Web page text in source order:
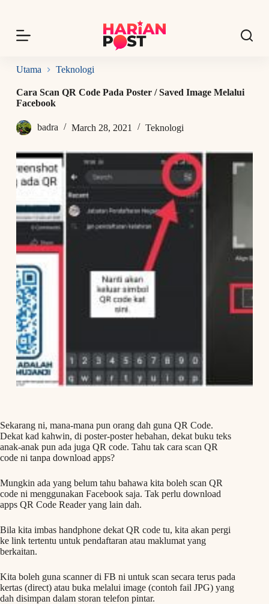
p
o
n
n
Utama Teknologi
Cara Scan QR Code Pada Poster / Saved Image Melalui
Facebook
badra March 28, 2021 Teknologi
Sekarang ni, mana-mana pun orang dah guna QR Code.
Dekat kad kahwin, di poster-poster hebahan, dekat buku teks
anak-anak pun ada juga QR code. Tahu tak cara scan QR
code ni tanpa download apps?
Mungkin ada yang belum tahu bahawa kita boleh scan QR
code ni menggunakan Facebook saja. Tak perlu download
apps QR Code Reader yang lain dah.
Bila kita imbas handphone dekat QR code tu, kita akan pergi
ke link tertentu untuk pendaftaran atau maklumat yang
berkaitan.
Kita boleh guna scanner di FB ni untuk scan secara terus pada
kertas (direct) atau buka melalui image (contoh fail JPG) yang
dah disimpan dalam storan telefon pintar.